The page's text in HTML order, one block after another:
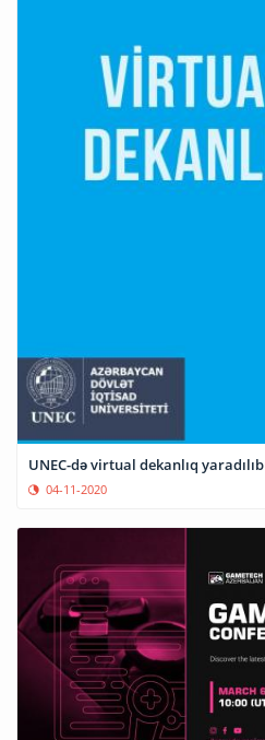
UNEC-də virtual dekanlıq yaradılıb
04-11-2020